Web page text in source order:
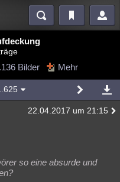
Videos
Mystery Kriminalfälle
Bilder Mehr
22.04.2017 um 21:15
so eine absurde und